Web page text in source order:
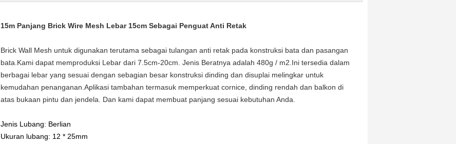
15m Panjang Brick Wire Mesh Lebar 15cm Sebagai Penguat Anti Retak
Brick Wall Mesh untuk digunakan terutama sebagai tulangan anti retak pada konstruksi bata dan pasangan
bata.Kami dapat memproduksi Lebar dari 7.5cm-20cm. Jenis Beratnya adalah 480g / m2.Ini tersedia dalam
berbagai lebar yang sesuai dengan sebagian besar konstruksi dinding dan disuplai melingkar untuk
kemudahan penanganan.Aplikasi tambahan termasuk memperkuat cornice, dinding rendah dan balkon di
atas bukaan pintu dan jendela. Dan kami dapat membuat panjang sesuai kebutuhan Anda.
Jenis Lubang: Berlian
Ukuran lubang: 12 * 25mm